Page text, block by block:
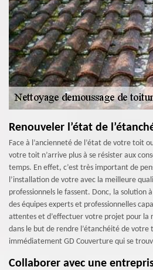
Renouveler l’état de
Face à l’ancienneté de l’état de votre toit
votre toit n’arrive plus à se résister aux
temps. En effet, c’est très important de
l’installation de votre avec la meilleure
professionnels le fassent. Donc, la solution
des équipes experts et professionnelles
attentes et d’effectuer votre projet pour la
dans le but de rendre l’étanchéité de
immédiatement GD Couverture qui se
Collaborer avec une